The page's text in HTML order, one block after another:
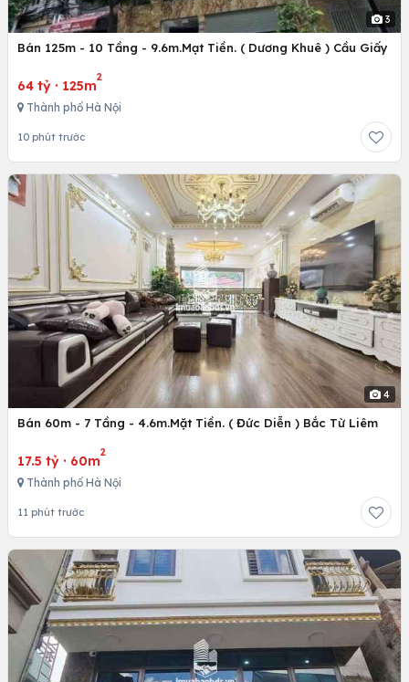
3
Bán 125m - 10 Tầng - 9.6m.Mạt Tiền. ( Dương Khuê ) Cầu Giấy
64 tỷ · 125m
2
Thành phố Hà Nội
10 phút trước
4
Bán 60m - 7 Tầng - 4.6m.Mặt Tiền. ( Đức Diễn ) Bắc Từ Liêm
17.5 tỷ · 60m
2
Thành phố Hà Nội
11 phút trước